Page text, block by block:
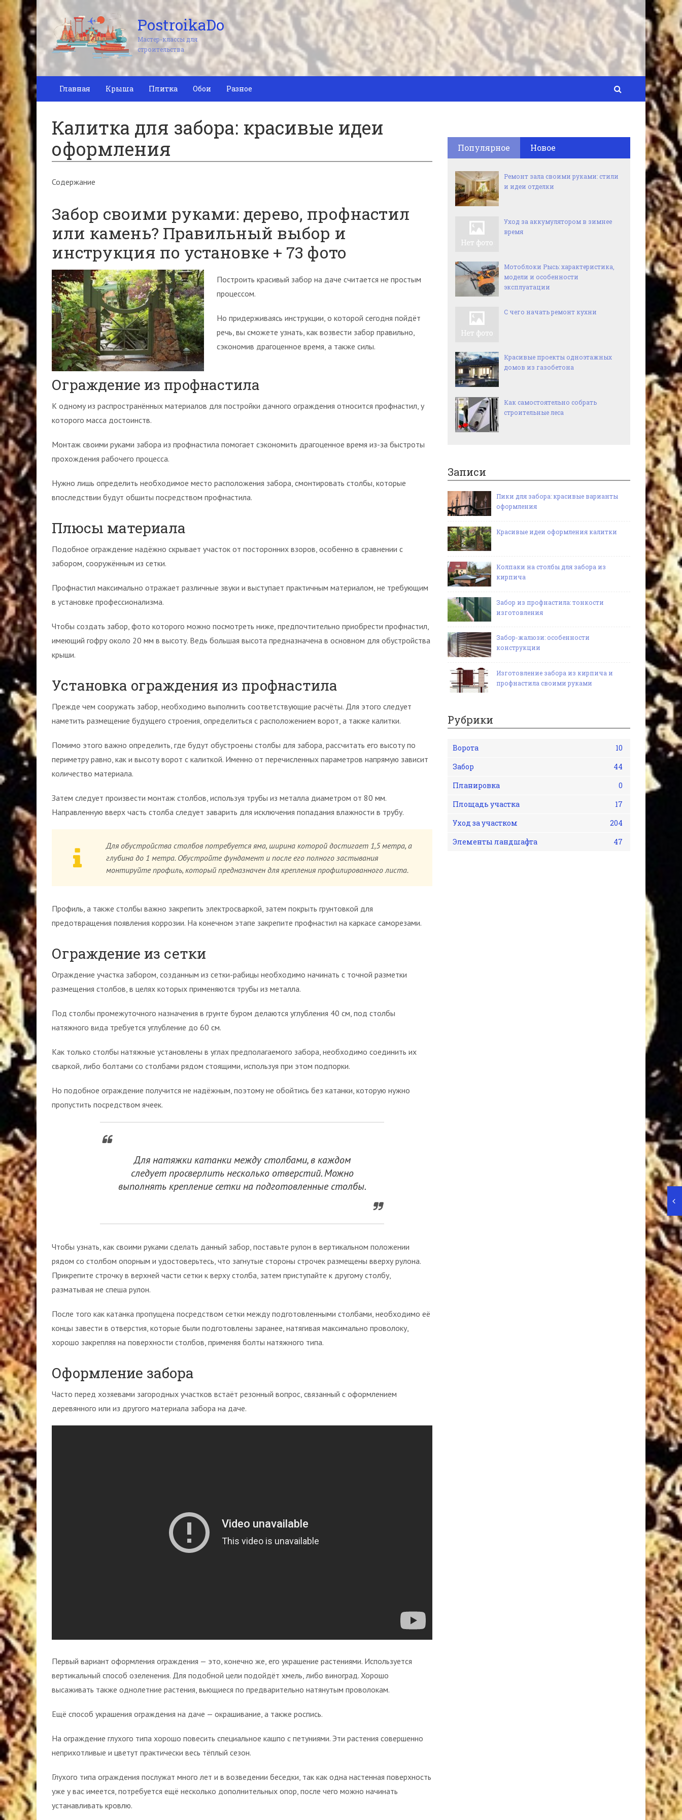
PostroikaDo
Мастер-классы для
строительства
Главная Крыша Плитка Обои Разное
Калитка для забора: красивые идеи
оформления
Содержание
Забор своими руками: дерево, профнастил
или камень? Правильный выбор и
инструкция по установке + 73 фото
Построить красивый забор на даче считается не простым
процессом.
Но придерживаясь инструкции, о которой сегодня пойдёт
речь, вы сможете узнать, как возвести забор правильно,
сэкономив драгоценное время, а также силы.
Ограждение из профнастила
К одному из распространённых материалов для постройки дачного ограждения относится профнастил, у
которого масса достоинств.
Монтаж своими руками забора из профнастила помогает сэкономить драгоценное время из-за быстроты
прохождения рабочего процесса.
Нужно лишь определить необходимое место расположения забора, смонтировать столбы, которые
впоследствии будут обшиты посредством профнастила.
Плюсы материала
Подобное ограждение надёжно скрывает участок от посторонних взоров, особенно в сравнении с
забором, сооружённым из сетки.
Профнастил максимально отражает различные звуки и выступает практичным материалом, не требующим
в установке профессионализма.
Чтобы создать забор, фото которого можно посмотреть ниже, предпочтительно приобрести профнастил,
имеющий гофру около 20 мм в высоту. Ведь большая высота предназначена в основном для обустройства
крыши.
Установка ограждения из профнастила
Прежде чем сооружать забор, необходимо выполнить соответствующие расчёты. Для этого следует
наметить размещение будущего строения, определиться с расположением ворот, а также калитки.
Помимо этого важно определить, где будут обустроены столбы для забора, рассчитать его высоту по
периметру равно, как и высоту ворот с калиткой. Именно от перечисленных параметров напрямую зависит
количество материала.
Затем следует произвести монтаж столбов, используя трубы из металла диаметром от 80 мм.
Направленную вверх часть столба следует заварить для исключения попадания влажности в трубу.
Для обустройства столбов потребуется яма, ширина которой достигает 1,5 метра, а
глубина до 1 метра. Обустройте фундамент и после его полного застывания
монтируйте профиль, который предназначен для крепления профилированного листа.
Профиль, а также столбы важно закрепить электросваркой, затем покрыть грунтовкой для
предотвращения появления коррозии. На конечном этапе закрепите профнастил на каркасе саморезами.
Ограждение из сетки
Ограждение участка забором, созданным из сетки-рабицы необходимо начинать с точной разметки
размещения столбов, в целях которых применяются трубы из металла.
Под столбы промежуточного назначения в грунте буром делаются углубления 40 см, под столбы
натяжного вида требуется углубление до 60 см.
Как только столбы натяжные установлены в углах предполагаемого забора, необходимо соединить их
сваркой, либо болтами со столбами рядом стоящими, используя при этом подпорки.
Но подобное ограждение получится не надёжным, поэтому не обойтись без катанки, которую нужно
пропустить посредством ячеек.
Для натяжки катанки между столбами, в каждом
следует просверлить несколько отверстий. Можно
выполнять крепление сетки на подготовленные столбы.
Чтобы узнать, как своими руками сделать данный забор, поставьте рулон в вертикальном положении
рядом со столбом опорным и удостоверьтесь, что загнутые стороны строчек размещены вверху рулона.
Прикрепите строчку в верхней части сетки к верху столба, затем приступайте к другому столбу,
разматывая не спеша рулон.
После того как катанка пропущена посредством сетки между подготовленными столбами, необходимо её
концы завести в отверстия, которые были подготовлены заранее, натягивая максимально проволоку,
хорошо закрепляя на поверхности столбов, применяя болты натяжного типа.
Оформление забора
Часто перед хозяевами загородных участков встаёт резонный вопрос, связанный с оформлением
деревянного или из другого материала забора на даче.
Первый вариант оформления ограждения — это, конечно же, его украшение растениями. Используется
вертикальный способ озеленения. Для подобной цели подойдёт хмель, либо виноград. Хорошо
высаживать также однолетние растения, вьющиеся по предварительно натянутым проволокам.
Ещё способ украшения ограждения на даче — окрашивание, а также роспись.
На ограждение глухого типа хорошо повесить специальное кашпо с петуниями. Эти растения совершенно
неприхотливые и цветут практически весь тёплый сезон.
Глухого типа ограждения послужат много лет и в возведении беседки, так как одна настенная поверхность
уже у вас имеется, потребуется ещё несколько дополнительных опор, после чего можно начинать
устанавливать кровлю.
Популярное Новое
Ремонт зала своими руками: стили
и идеи отделки
Уход за аккумулятором в зимнее
время
Мотоблоки Рысь: характеристика,
модели и особенности
эксплуатации
С чего начать ремонт кухни
Красивые проекты одноэтажных
домов из газобетона
Как самостоятельно собрать
строительные леса
Записи
Пики для забора: красивые варианты
оформления
Красивые идеи оформления калитки
Колпаки на столбы для забора из
кирпича
Забор из профнастила: тонкости
изготовления
Забор-жалюзи: особенности
конструкции
Изготовление забора из кирпича и
профнастила своими руками
Рубрики
Ворота
10
Забор
44
Планировка
0
Площадь участка
17
Уход за участком
204
Элементы ландшафта
47